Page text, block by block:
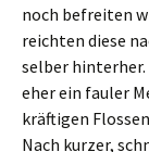
noch befreiten
reichten diese
selber
eher ein fauler
kräftigen
Nach kurzer,